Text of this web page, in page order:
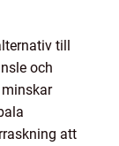
till
och
minskar
att